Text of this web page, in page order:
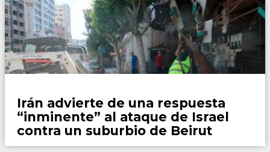
Irán advierte de una respuesta
“inminente” al ataque de Israel
contra un suburbio de Beirut